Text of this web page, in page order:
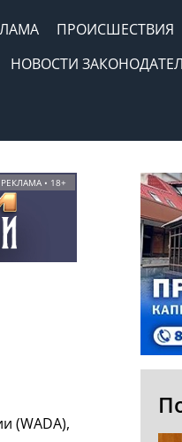
ПРОИСШЕСТВИЯ
НОВОСТИ
РЕКЛАМА • 18+
(WADA),